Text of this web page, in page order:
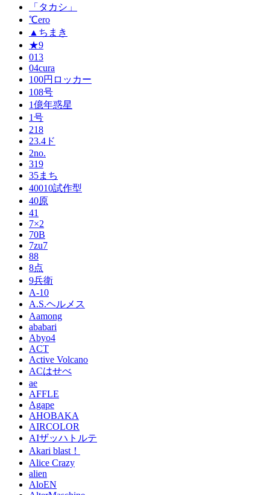
「タカシ」
℃ero
▲ちまき
★9
013
04cura
100円ロッカー
108号
1億年惑星
1号
218
23.4ド
2no.
319
35まち
40010試作型
40原
41
7×2
70B
7zu7
88
8点
9兵衛
A-10
A.S.ヘルメス
Aamong
ababari
Abyo4
ACT
Active Volcano
ACはせべ
ae
AFFLE
Agape
AHOBAKA
AIRCOLOR
AIザッハトルテ
Akari blast！
Alice Crazy
alien
AloEN